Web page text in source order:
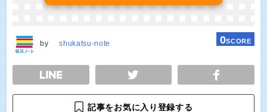
by shukatsu-note 0SCORE
TWEET
記事をお気に入り登録する